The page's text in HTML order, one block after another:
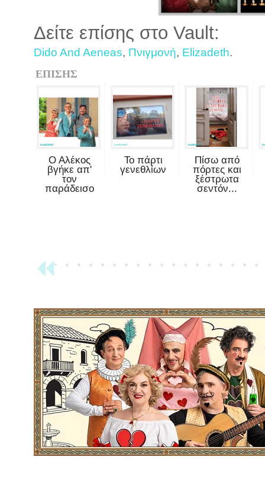
Δείτε επίσης στο Vault:
Dido And Aeneas, Πνιγμονή, Elizadeth.
ΕΠΙΣΗΣ
Ο Αλέκος
βγήκε απ'
τον
παράδεισο
Το πάρτι
γενεθλίων
Πίσω από
πόρτες και
ξέστρωτα
σεντόν...